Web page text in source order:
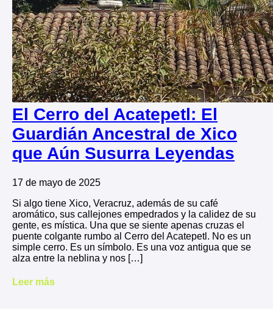
El Cerro del Acatepetl: El
Guardián Ancestral de Xico
que Aún Susurra Leyendas
17 de mayo de 2025
Si algo tiene Xico, Veracruz, además de su café
aromático, sus callejones empedrados y la calidez de su
gente, es mística. Una que se siente apenas cruzas el
puente colgante rumbo al Cerro del Acatepetl. No es un
simple cerro. Es un símbolo. Es una voz antigua que se
alza entre la neblina y nos […]
Leer más